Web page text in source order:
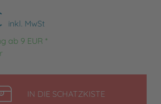
inkl. MwSt
ab 9 EUR *
IN DIE SCHATZKISTELEGEN